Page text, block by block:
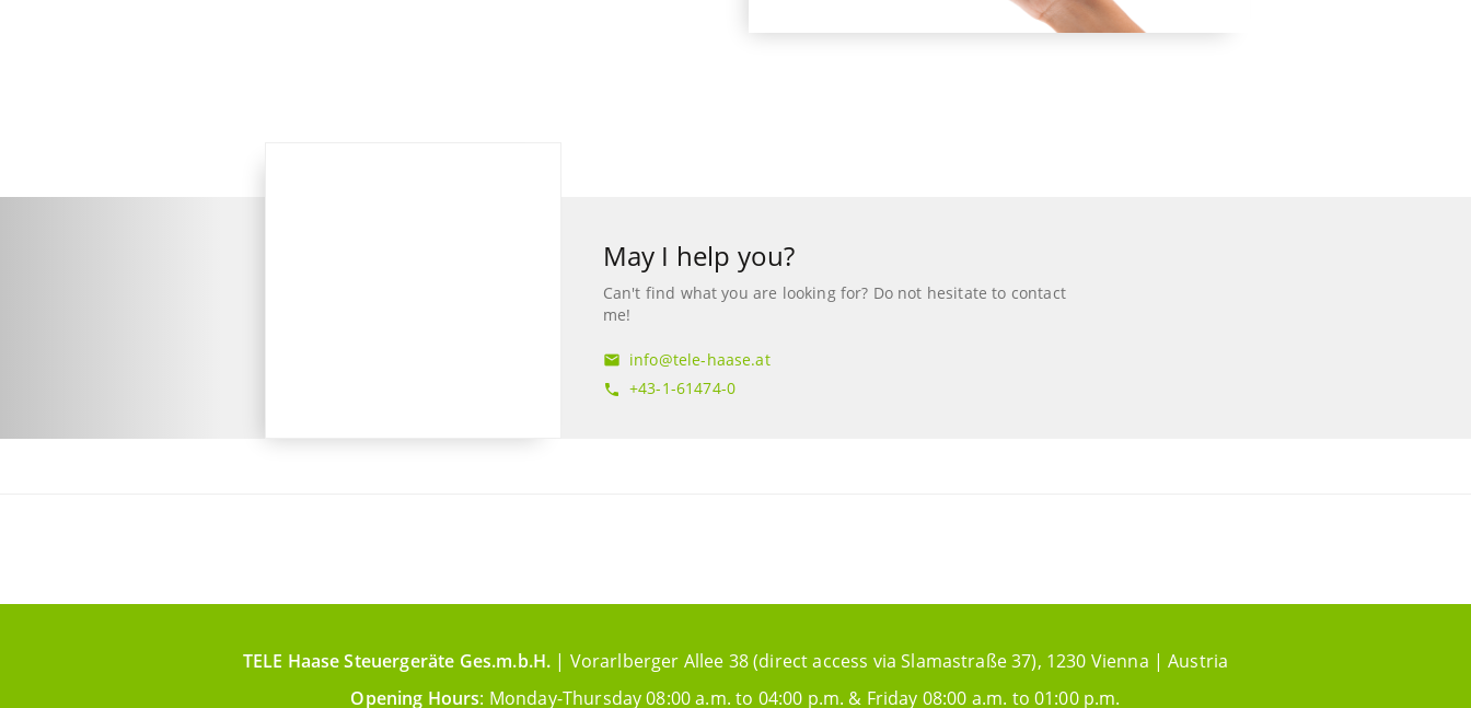
May I help you?
Can't find what you are looking for? Do not hesitate to contact
me!
mail info@tele-haase.at
phone +43-1-61474-0
TELE Haase Steuergeräte Ges.m.b.H. | Vorarlberger Allee 38 (direct access via Slamastraße 37), 1230 Vienna | Austria
Opening Hours: Monday-Thursday 08:00 a.m. to 04:00 p.m. & Friday 08:00 a.m. to 01:00 p.m.